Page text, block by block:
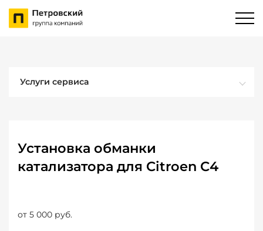
Услуги сервиса
Установка обманки
катализатора для Citroen C4
от 5 000 руб.